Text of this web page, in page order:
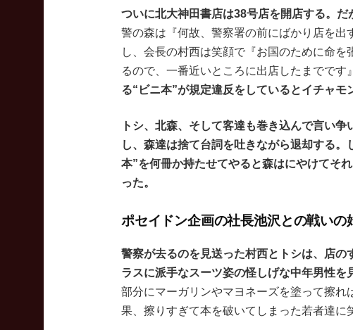
ついに北大神田書店は38号店を開店する。だ
警の森は『何故、警察署の前にばかり店を
し、会長の村西は笑顔で『お国のために命
るので、一番近いところに出店したまでです
る“ビニ本”が規定違反をしているとイチャモ
トシ、北森、そして客達も巻き込んで言い
し、森達は捨て台詞を吐きながら退却する
本”を何冊か持たせてやると森はにやけてそ
った。
ポセイドン企画の社長池沢との戦いの
警察が去るのを見送った村西とトシは、店
ラスに派手なスーツ姿の怪しげな中年男性を
部分にマーガリンやマヨネーズを塗って擦
果、擦りすぎて本を破いてしまった若者達に